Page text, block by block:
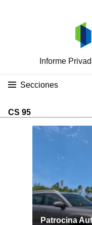
Informe
Secciones
CS 95
Patrocina